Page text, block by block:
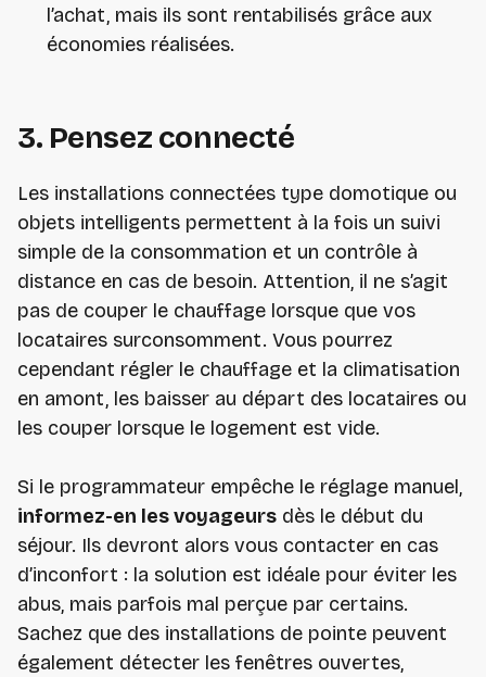
l’achat, mais ils sont rentabilisés grâce aux
économies réalisées.
3. Pensez connecté
Les installations connectées type domotique ou
objets intelligents permettent à la fois un suivi
simple de la consommation et un contrôle à
distance en cas de besoin. Attention, il ne s’agit
pas de couper le chauffage lorsque que vos
locataires surconsomment. Vous pourrez
cependant régler le chauffage et la climatisation
en amont, les baisser au départ des locataires ou
les couper lorsque le logement est vide.
Si le programmateur empêche le réglage manuel,
informez-en les voyageurs dès le début du
séjour. Ils devront alors vous contacter en cas
d’inconfort : la solution est idéale pour éviter les
abus, mais parfois mal perçue par certains.
Sachez que des installations de pointe peuvent
également détecter les fenêtres ouvertes,